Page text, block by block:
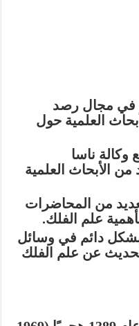
في مجال رصد
العلمية حول
ناسا
من الأبحاث العلمية
من المحاضرات
علم الفلك.
دائم في وسائل
للحديث عن علم الفلك